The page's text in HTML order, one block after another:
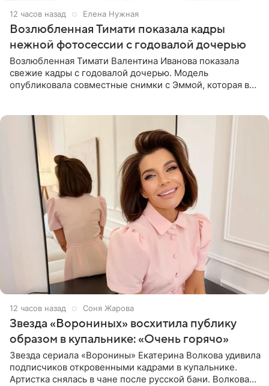
12 часов назад Елена Нужная
Возлюбленная Тимати показала кадры
нежной фотосессии с годовалой дочерью
Возлюбленная Тимати Валентина Иванова показала
свежие кадры с годовалой дочерью. Модель
опубликовала совместные снимки с Эммой, которая в
12 часов назад Соня Жарова
Звезда «Ворониных» восхитила публику
образом в купальнике: «Очень горячо»
Звезда сериала «Воронины» Екатерина Волкова удивила
подписчиков откровенными кадрами в купальнике.
Артистка снялась в чане после русской бани. Волкова